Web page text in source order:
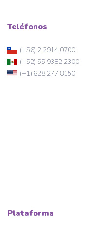
Teléfonos
(+56) 2 2914 0700
(+52) 55 9382 2300
(+1) 628 277 8150
Plataforma